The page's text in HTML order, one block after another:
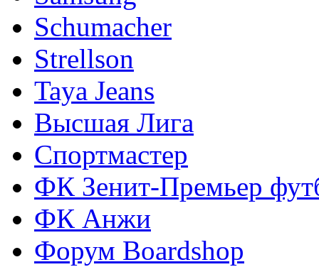
Schumacher
Strellson
Taya Jeans
Высшая Лига
Спортмастер
ФК Зенит-Премьер
ФК Анжи
Форум Boardshop